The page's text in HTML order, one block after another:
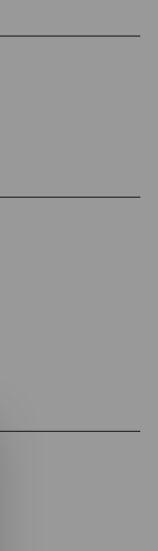
le bandeau des